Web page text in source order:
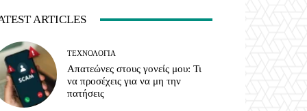
ARTICLES
ΤΕΧΝΟΛΟΓΊΑ
Απατεώνες στους γονείς μου: Τι
να προσέχεις για να μη την
πατήσεις